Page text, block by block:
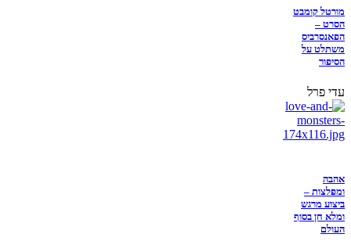
מורטל קומבט
הסרט –
הפאנסרביס
משתלט על
הסיפור
עדי פרל
אהבה
ומפלצות –
ביצוע מרגש
ומלא חן בסוף
העולם